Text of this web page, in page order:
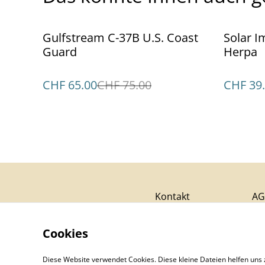
%
Gulfstream C-37B U.S. Coast
Guard
CHF 65.00CHF 75.00
%
Solar
Herpa
CHF
Kontakt
Cookies
Diese Website verwendet Cookies. Diese kleine Dateien helfen